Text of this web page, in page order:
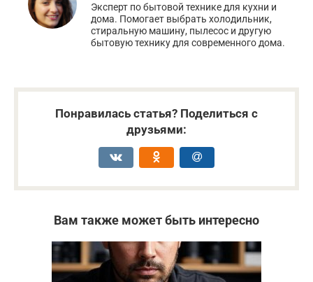
Эксперт по бытовой технике для кухни и
дома. Помогает выбрать холодильник,
стиральную машину, пылесос и другую
бытовую технику для современного дома.
Понравилась статья? Поделиться с
друзьями:
Вам также может быть интересно